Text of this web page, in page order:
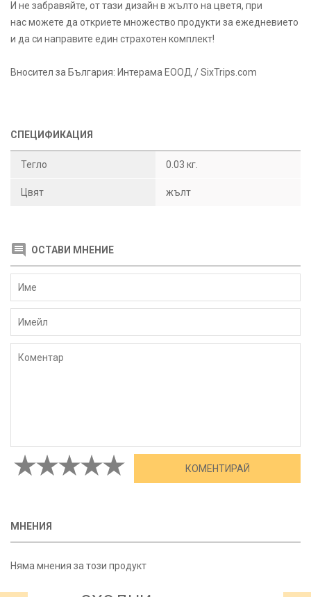
И не забравяйте, от тази дизайн в жълто на цветя, при
нас можете да откриете множество продукти за ежедневието
и да си направите един страхотен комплект!
Вносител за България: Интерама ЕООД / SixTrips.com
СПЕЦИФИКАЦИЯ
Тегло 0.03 кг.
Цвят жълт
ОСТАВИ МНЕНИЕ
МНЕНИЯ
Няма мнения за този продукт